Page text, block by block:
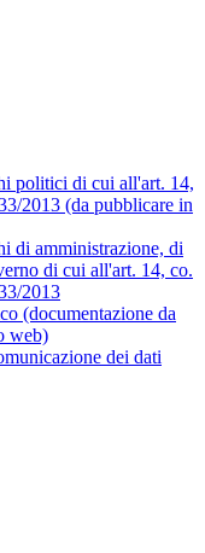
politici di cui all'art. 14,
2013 (da pubblicare in
di amministrazione, di
di cui all'art. 14, co.
2013
(documentazione da
web)
dei dati